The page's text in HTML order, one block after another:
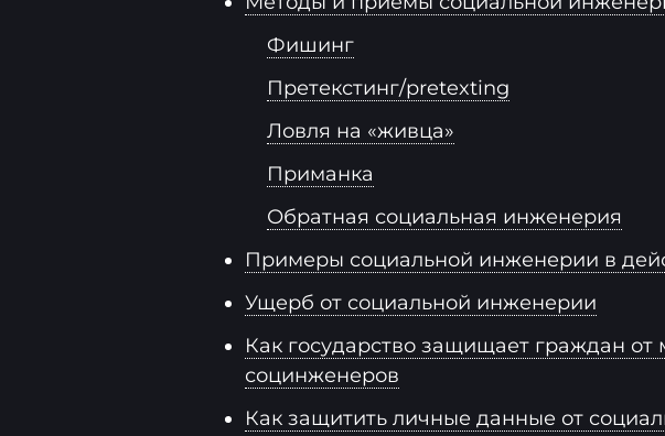
Фишинг
Претекстинг/pretexting
Ловля на «живца»
Приманка
Обратная социальная инженерия
Примеры социальной инженерии в
Ущерб от социальной инженерии
Как государство защищает граждан
социнженеров
Как защитить личные данные от